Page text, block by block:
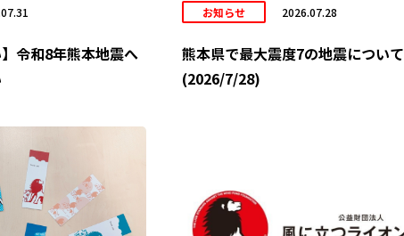
令和8年熊本地震へ
お知らせ 2026.07.28
熊本県で最大震度7の地震について
(2026/7/28)